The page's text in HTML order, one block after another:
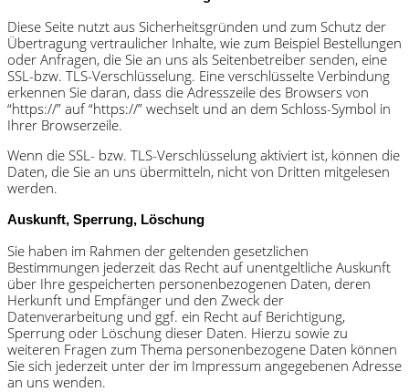
Diese Seite nutzt aus Sicherheitsgründen und zum Schutz der
Übertragung vertraulicher Inhalte, wie zum Beispiel Bestellungen
oder Anfragen, die Sie an uns als Seitenbetreiber senden, eine
SSL-bzw. TLS-Verschlüsselung. Eine verschlüsselte Verbindung
erkennen Sie daran, dass die Adresszeile des Browsers von
“https://” auf “https://” wechselt und an dem Schloss-Symbol in
Ihrer Browserzeile.
Wenn die SSL- bzw. TLS-Verschlüsselung aktiviert ist, können die
Daten, die Sie an uns übermitteln, nicht von Dritten mitgelesen
werden.
Auskunft, Sperrung, Löschung
Sie haben im Rahmen der geltenden gesetzlichen
Bestimmungen jederzeit das Recht auf unentgeltliche Auskunft
über Ihre gespeicherten personenbezogenen Daten, deren
Herkunft und Empfänger und den Zweck der
Datenverarbeitung und ggf. ein Recht auf Berichtigung,
Sperrung oder Löschung dieser Daten. Hierzu sowie zu
weiteren Fragen zum Thema personenbezogene Daten können
Sie sich jederzeit unter der im Impressum angegebenen Adresse
an uns wenden.